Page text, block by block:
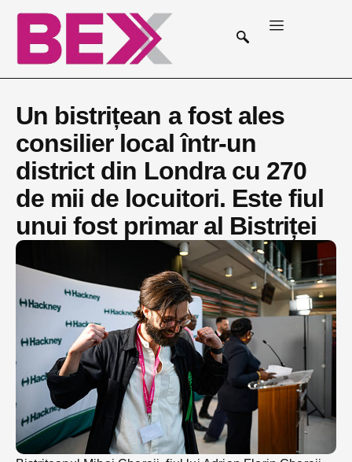
Un bistrițean a fost ales
consilier local într-un
district din Londra cu 270
de mii de locuitori. Este fiul
unui fost primar al Bistriței